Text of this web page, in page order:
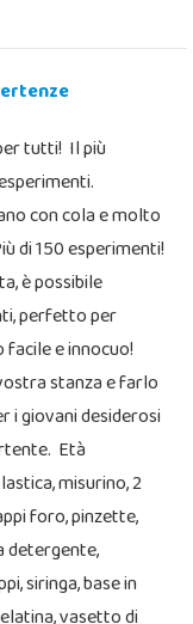
tutti! Il più
con cola e molto
di 150 esperimenti!
è possibile
perfetto per
e innocuo!
stanza e farlo
i giovani desiderosi
Età
misurino, 2
foro, pinzette,
siringa, base in